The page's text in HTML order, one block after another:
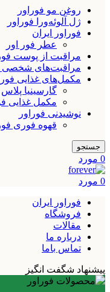
روغن مو فوراور
ژل آلوئه‌ورا فوراور
فوراور ایران
عطر فور اور
مراقبت از پوست
مراقبت‌های شخصی
مکمل‌های غذایی
گارسینیا پلاس
مکمل غذایی
نوشیدنی فوراور
قهوه فوری
جستجو
0 مورد
0 مورد
فوراور ایران
فروشگاه
مقالات
درباره ما
تماس باما
پیشنهاد شگفت انگیز